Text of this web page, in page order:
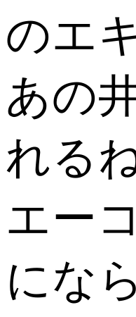
のエ
あの
れる
エー
にな